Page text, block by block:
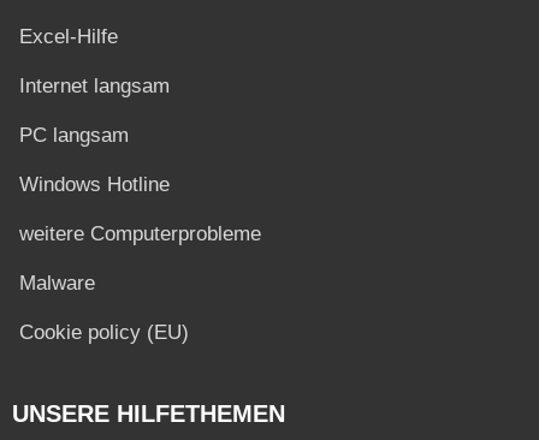
Excel-Hilfe
Internet langsam
PC langsam
Windows Hotline
weitere Computerprobleme
Malware
Cookie policy (EU)
UNSERE HILFETHEMEN